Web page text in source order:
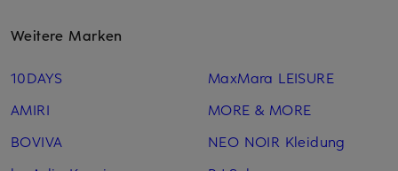
Weitere Marken
10DAYS
AMIRI
BOVIVA
MaxMara LEISURE
MORE & MORE
NEO NOIR Kleidung